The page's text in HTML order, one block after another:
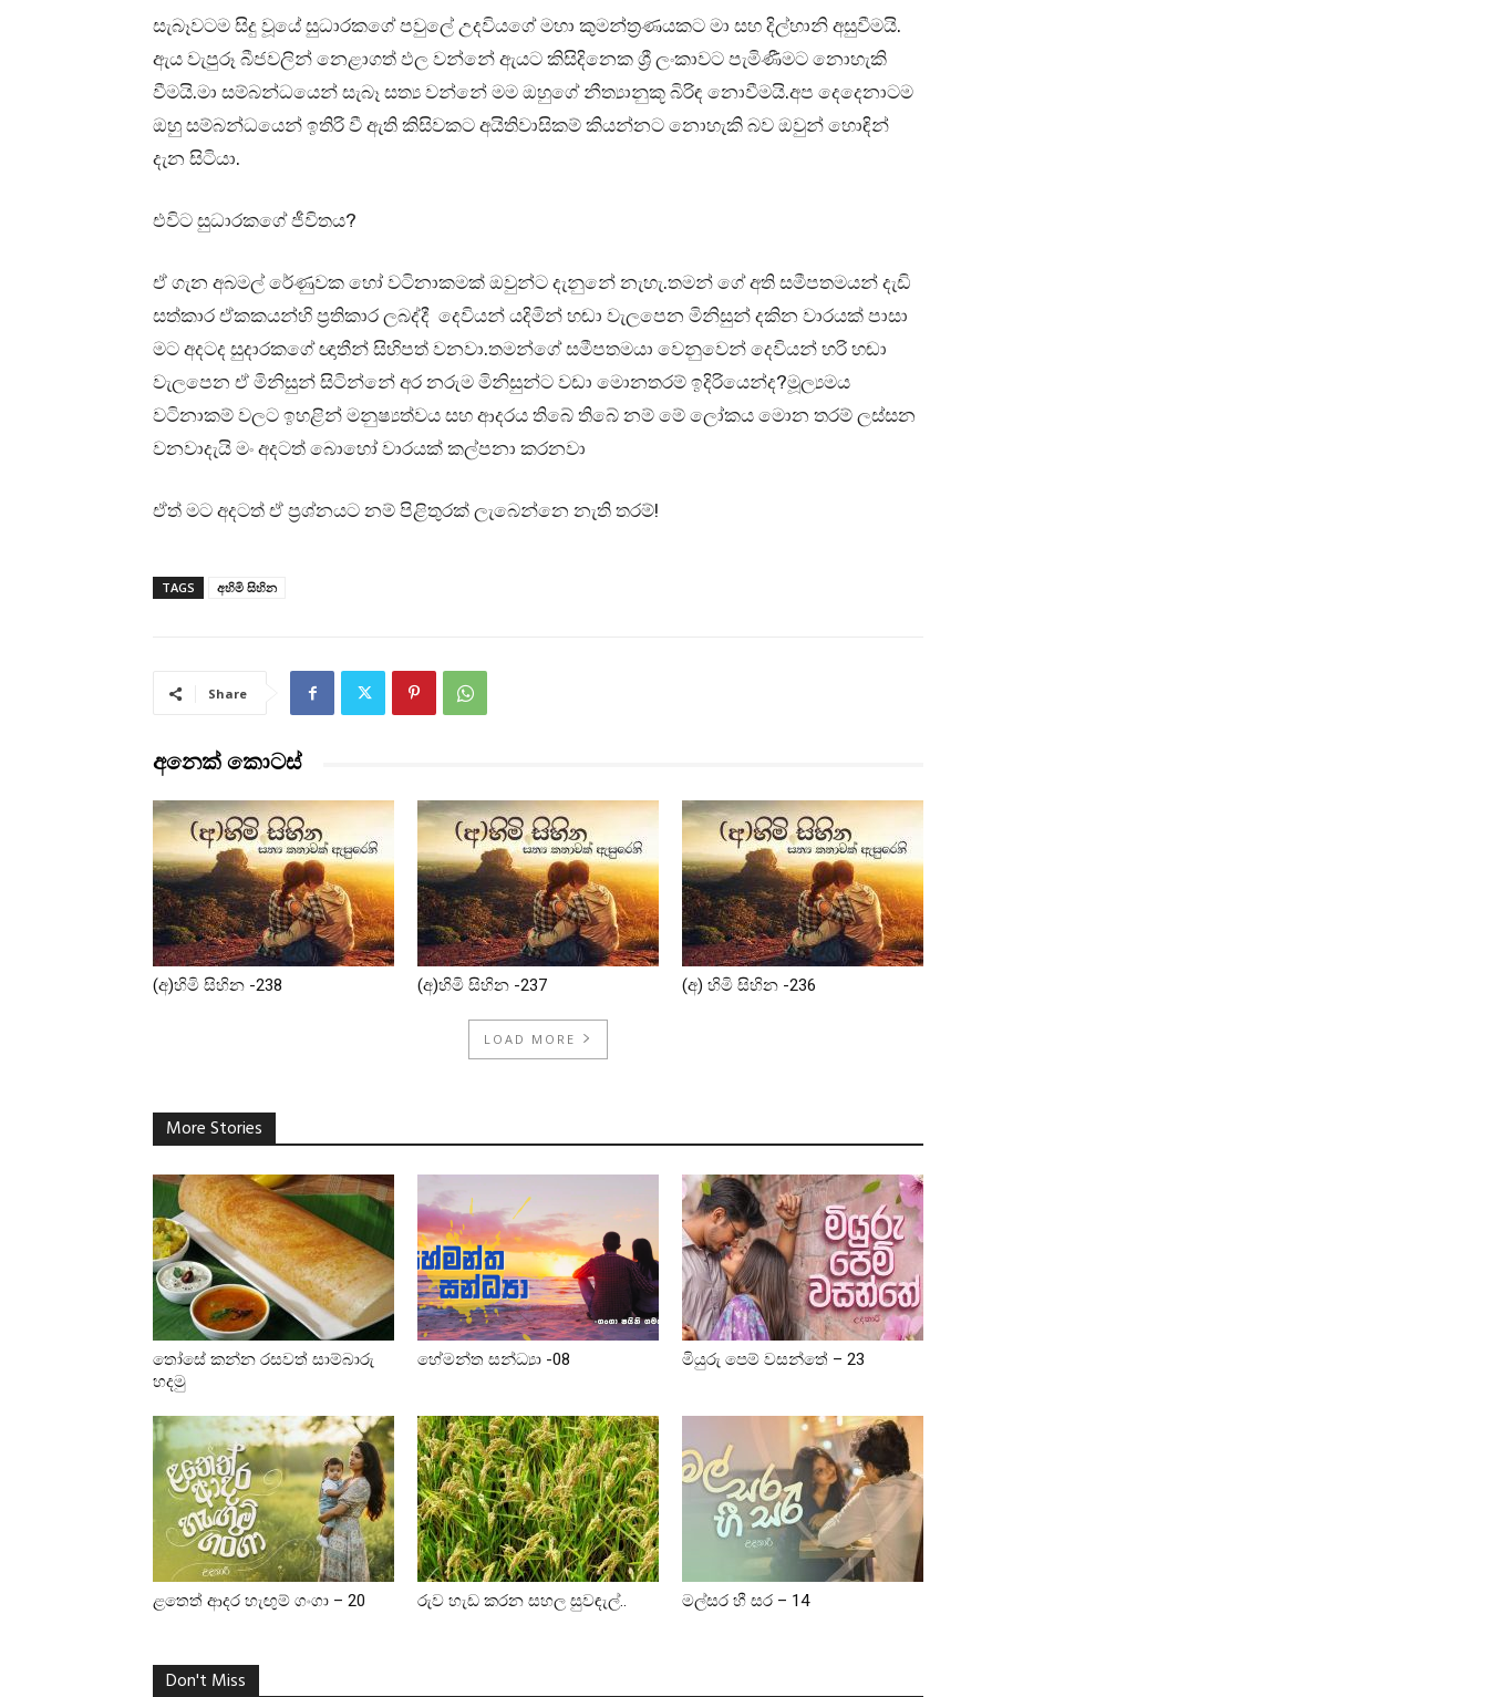
සැබෑවටම සිදු වූයේ සුධාරකගේ පවුලේ උදවියගේ මහා කුමන්ත්‍රණයකට මා සහ දිල්හානි අසුවීමයි.
ඇය වැපුරූ බීජවලින් නෙළාගත් ඵල වන්නේ ඇයට කිසිදිනෙක ශ්‍රී ලංකාවට පැමිණීමට නොහැකි
වීමයි.මා සම්බන්ධයෙන් සැබෑ සත්‍ය වන්නේ මම ඔහුගේ නීත්‍යානුකූ බිරිඳ නොවීමයි.අප දෙදෙනාටම
ඔහු සම්බන්ධයෙන් ඉතිරි වී ඇති කිසිවකට අයිතිවාසිකම් කියන්නට නොහැකි බව ඔවුන් හොඳින්
දැන සිටියා.
එවිට සුධාරකගේ ජීවිතය?
ඒ ගැන අබමල් රේණුවක හෝ වටිනාකමක් ඔවුන්ට දැනුනේ නැහැ.තමන් ගේ අති සමීපතමයන් දැඩි
සත්කාර ඒකකයන්හි ප්‍රතිකාර ලබද්දී දෙවියන් යදිමින් හඬා වැලපෙන මිනිසුන් දකින වාරයක් පාසා
මට අදටද සුදාරකගේ ඥාතීන් සිහිපත් වනවා.තමන්ගේ සමීපතමයා වෙනුවෙන් දෙවියන් හරි හඬා
වැලපෙන ඒ මිනිසුන් සිටින්නේ අර නරුම මිනිසුන්ට වඩා මොනතරම් ඉදිරියෙන්ද?මූල්‍යමය
වටිනාකම් වලට ඉහළින් මනුෂ්‍යත්වය සහ ආදරය තිබේ තිබේ නම් මේ ලෝකය මොන තරම් ලස්සන
වනවාදැයි මං අදටත් බොහෝ වාරයක් කල්පනා කරනවා
ඒත් මට අදටත් ඒ ප්‍රශ්නයට නම් පිළිතුරක් ලැබෙන්නෙ නැති තරම්!
TAGS අහිමි සිහින
Share
අනෙක් කොටස්
(අ)හිමි සිහින -238 (අ)හිමි සිහින -237 (අ) හිමි සිහින -236
LOAD MORE
More Stories
තෝසේ කන්න රසවත් සාම්බාරු
හදමු
හේමන්ත සන්ධ්‍යා -08 මියුරු පෙම් වසන්තේ – 23
ළතෙත් ආදර හැඟුම් ගංගා – 20 රුව හැඩ කරන සහල සුවඳැල්.. මල්සර හී සර – 14
Don't Miss